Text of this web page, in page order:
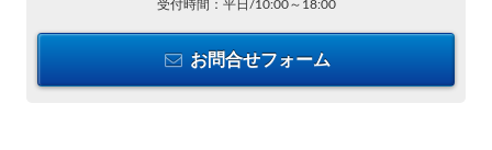
受付時間：平日/10:00～18:00
お問合せフォーム